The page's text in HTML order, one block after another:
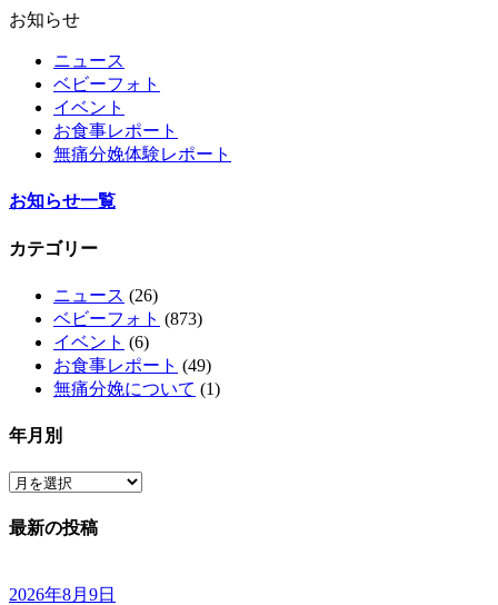
お知らせ
ニュース
ベビーフォト
イベント
お食事レポート
無痛分娩体験レポート
お知らせ一覧
カテゴリー
ニュース (26)
ベビーフォト (873)
イベント (6)
お食事レポート (49)
無痛分娩について (1)
年月別
最新の投稿
2026年8月9日